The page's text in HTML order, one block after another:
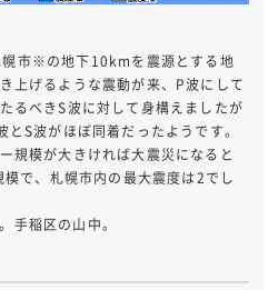
市※の地下10kmを震源とする地
上げるような震動が来、P波にして
るべきS波に対して身構えましたが
S波がほぼ同着だったようです。
規模が大きければ大震災になると
で、札幌市内の最大震度は2でし
稲区の山中。